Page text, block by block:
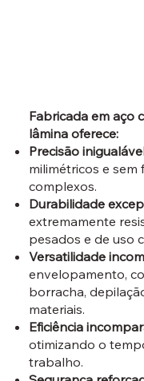
Fabricada em aço
lâmina oferece:
Precisão
milimétricos e sem
complexos.
Durabilidade
extremamente
pesados e de uso
Versatilidade
envelopamento,
borracha,
materiais.
Eficiência
otimizando o
trabalho.